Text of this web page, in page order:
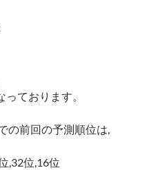
ております。
の前回の予測順位は,
,32位,16位